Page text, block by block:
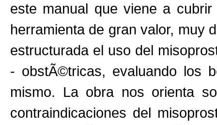
este manual que viene a
herramienta de gran valor, muy
estructurada el uso del
- obstÃ©tricas, evaluando los
mismo. La obra nos orienta
contraindicaciones del